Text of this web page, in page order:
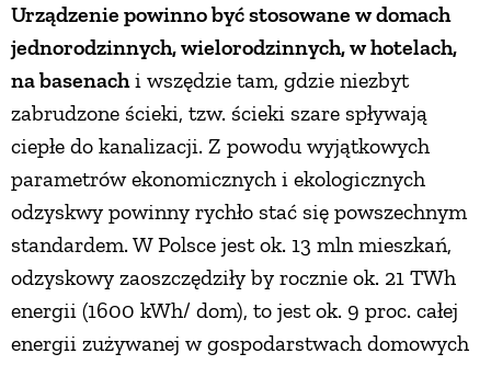
Urządzenie powinno być stosowane w domach
jednorodzinnych, wielorodzinnych, w hotelach,
na basenachi wszędzie tam, gdzie niezbyt
zabrudzone ścieki, tzw. ścieki szare spływają
ciepłe do kanalizacji. Z powodu wyjątkowych
parametrów ekonomicznych i ekologicznych
odzyskwy powinny rychło stać się powszechnym
standardem. W Polsce jest ok. 13 mln mieszkań,
odzyskowy zaoszczędziły by rocznie ok. 21 TWh
energii (1600 kWh/ dom), to jest ok. 9 proc. całej
energii zużywanej w gospodarstwach domowych
ZUPY
DANIA GŁÓWNE
CIASTA I DESERY
DODATKI
PRZETWORY